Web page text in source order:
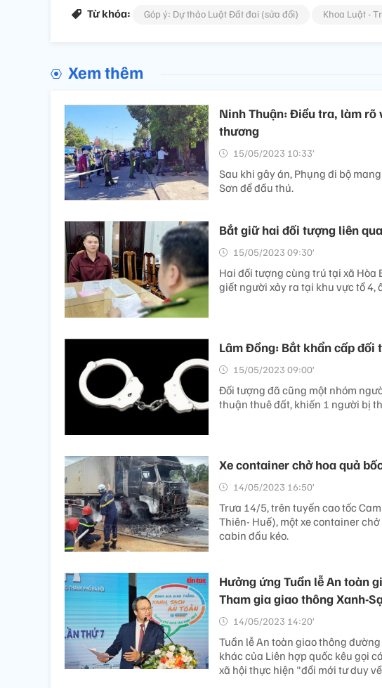
Từ khóa: Góp ý: Dự thảo Luật Đất đai (sửa đổi) Khoa Luật -
Xem thêm
Ninh Thuận: Điều tra, làm
thương
15/05/2023 10:33’
Sau khi gây án, Phụng đi bộ
Sơn để đầu thú.
Bắt giữ hai đối tượng liên
15/05/2023 09:30’
Hai đối tượng cùng trú tại xã Hòa
giết người xảy ra tại khu vực tổ 4,
Lâm Đồng: Bắt khẩn cấp đối
15/05/2023 09:00’
Đối tượng đã cũng một nhóm
thuận thuê đất, khiến 1 người bị
Xe container chở hoa quả
14/05/2023 16:50’
Trưa 14/5, trên tuyến cao tốc
Thiên- Huế), một xe container
cabin đầu kéo.
Hưởng ứng Tuần lễ An toàn
Tham gia giao thông Xanh-
14/05/2023 14:20’
Tuần lễ An toàn giao thông
khác của Liên hợp quốc kêu gọi
xã hội thực hiện "đổi mới tư duy